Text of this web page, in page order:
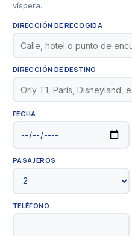
víspera.
DIRECCIÓN DE RECOGIDA
DIRECCIÓN DE DESTINO
FECHA
PASAJEROS
TELÉFONO